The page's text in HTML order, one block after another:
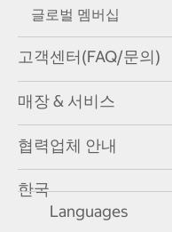
글로벌 멤버십
고객센터(FAQ/문의)
매장 & 서비스
협력업체 안내
한국
Languages